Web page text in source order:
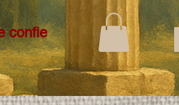
confie